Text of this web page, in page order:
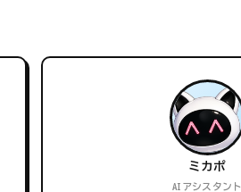
ミカポ
AIアシスタント